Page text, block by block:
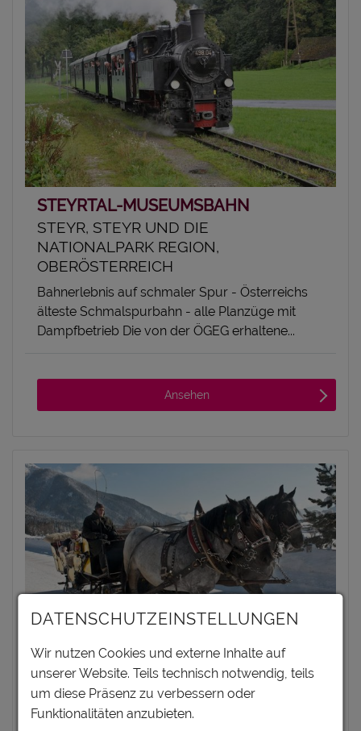
STEYRTAL-MUSEUMSBAHN
STEYR, STEYR UND DIE
NATIONALPARK REGION,
OBERÖSTERREICH
Bahnerlebnis auf schmaler Spur - Österreichs
älteste Schmalspurbahn - alle Planzüge mit
Dampfbetrieb Die von der ÖGEG erhaltene...
Ansehen
FIAKEREI NEUNER
SEEFELD, REGION SEEFELD - TIROLS
HOCHPLATEAU, TIROL
DATENSCHUTZEINSTELLUNGEN
Wir nutzen Cookies und externe Inhalte auf
unserer Website. Teils technisch notwendig, teils
um diese Präsenz zu verbessern oder
Funktionalitäten anzubieten.